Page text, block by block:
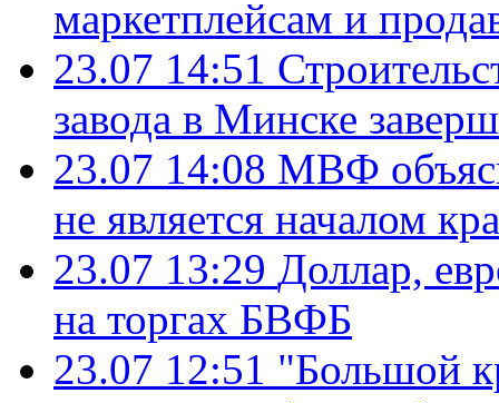
маркетплейсам и
23.07 14:51
завода в Минске
23.07 14:08 МВФ
не является началом
23.07 13:29 Доллар,
на торгах БВФБ
23.07 12:51 "Большой